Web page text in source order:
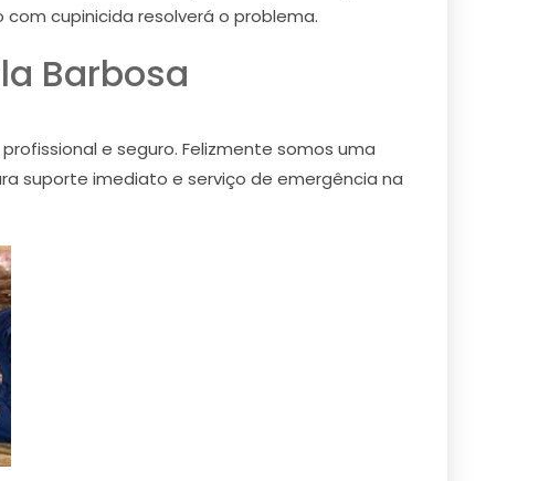
cupinicida resolverá o problema.
Barbosa
e seguro. Felizmente somos uma
suporte imediato e serviço de emergência na